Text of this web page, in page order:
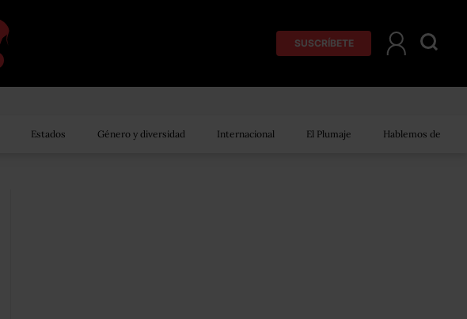
SUSCRÍBETE
Estados Género y diversidad Internacional El Plumaje Hablemos de